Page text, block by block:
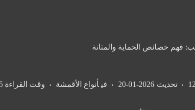
فهم خصائص الحماية والمتانة
تحديث 2026-01-20 في أنواع الأقمشة وقت القراءة 5 دقائق